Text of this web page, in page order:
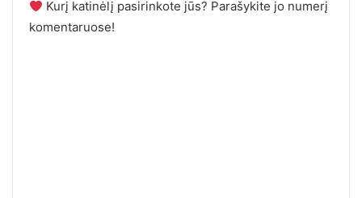
Kurį katinėlį pasirinkote jūs? Parašykite jo numerį
komentaruose!